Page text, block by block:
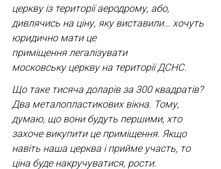
церкву із території аеродрому, або,
дивлячись на ціну, яку виставили… хочуть
юридично мати це
приміщення легалізувати
московську церкву на території ДСНС.
Що таке тисяча доларів за 300 квадратів?
Два металопластикових вікна. Тому,
думаю, що вони будуть першими, хто
захоче викупити це приміщення. Якщо
навіть наша церква і прийме участь, то
ціна буде накручуватися, рости.